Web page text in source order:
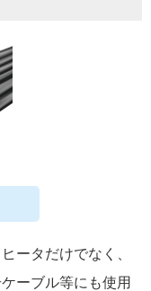
ータだけでなく、
ーブル等にも使用